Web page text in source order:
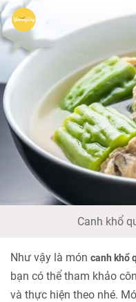
Canh khổ
Như vậy là món canh khổ
bạn có thể tham khảo
và thực hiện theo nhé.